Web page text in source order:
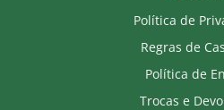
Política de
Regras de
Política de
Trocas e